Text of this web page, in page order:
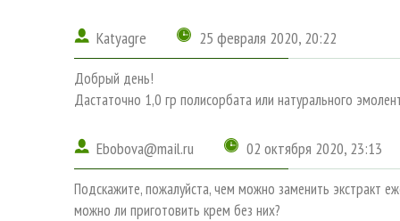
Katyagre 25 февраля 2020, 20:22
Добрый день!
Дастаточно 1,0 гр полисорбата или натурального
Ebobova@mail.ru 02 октября 2020, 23:13
Подскажите, пожалуйста, чем можно заменить экстракт
можно ли приготовить крем без них?